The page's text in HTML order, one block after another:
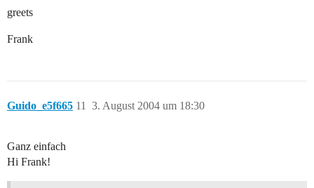
greets
Frank
Guido_e5f665 3. August 2004 um 18:30
11
Ganz einfach
Hi Frank!